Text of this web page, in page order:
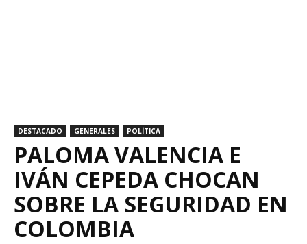
DESTACADO GENERALES POLÍTICA
PALOMA VALENCIA E
IVÁN CEPEDA CHOCAN
SOBRE LA SEGURIDAD EN
COLOMBIA